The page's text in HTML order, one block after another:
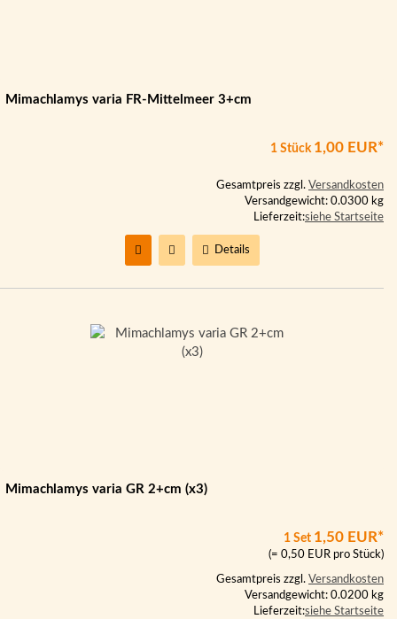
Mimachlamys varia FR-Mittelmeer 3+cm
1 Stück 1,00 EUR*
Gesamtpreis zzgl. Versandkosten
Versandgewicht: 0.0300 kg
Lieferzeit:siehe Startseite
Details
Mimachlamys varia GR 2+cm (x3)
1 Set 1,50 EUR*
(= 0,50 EUR pro Stück)
Gesamtpreis zzgl. Versandkosten
Versandgewicht: 0.0200 kg
Lieferzeit:siehe Startseite